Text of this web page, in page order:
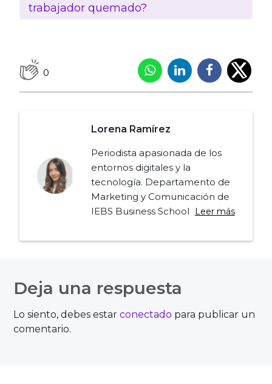
trabajador quemado?
0
Lorena Ramírez
Periodista apasionada de los
entornos digitales y la
tecnología. Departamento de
Marketing y Comunicación de
IEBS Business School
Leer más
de
entradas
Deja una respuesta
Lo siento, debes estarconectado para publicar un
comentario.